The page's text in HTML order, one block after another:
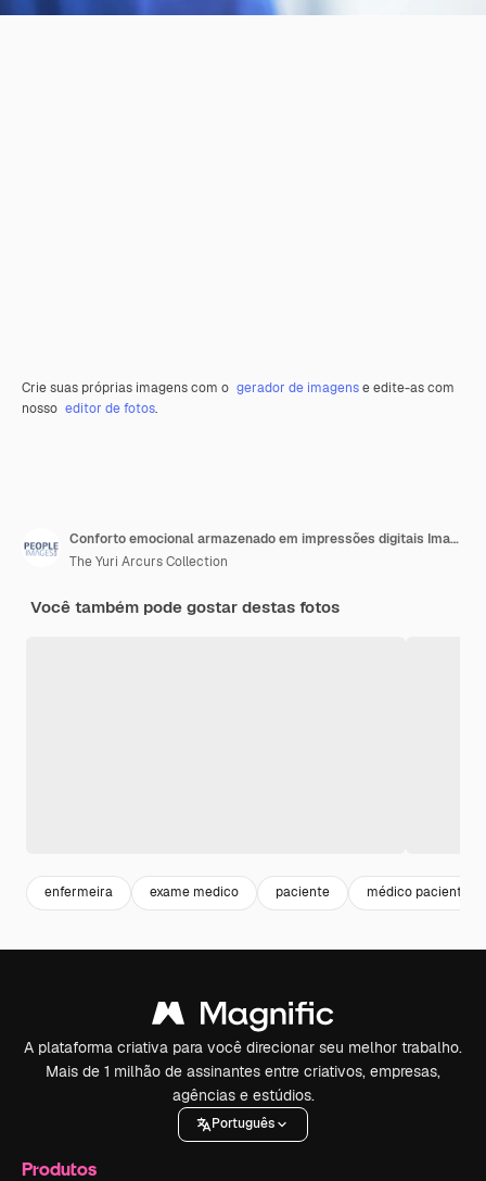
Crie suas próprias imagens com o gerador de imagense edite-as com
nosso editor de fotos.
Conforto emocional armazenado em impressões digitais Imagem de uma médica irreconhecível de mãos dadas com seu paciente durante uma consulta
The Yuri Arcurs Collection
Você também pode gostar destas fotos
enfermeira exame medico paciente médico paciente
A plataforma criativa para você direcionar seu melhor trabalho.
Mais de 1 milhão de assinantes entre criativos, empresas,
agências e estúdios.
Português
Produtos